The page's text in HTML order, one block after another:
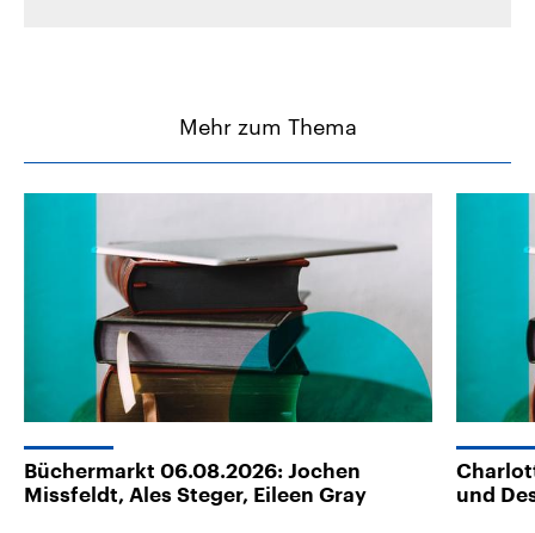
Mehr zum Thema
Büchermarkt 06.08.2026: Jochen
Missfeldt, Ales Steger, Eileen Gray
und